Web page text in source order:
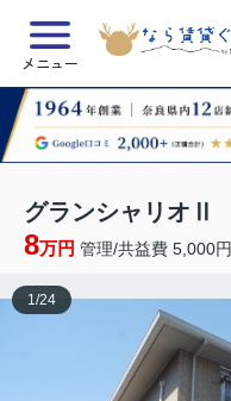
メニュー
グランシャリオⅡ
8万円 管理/共益費 5,000円
1/24